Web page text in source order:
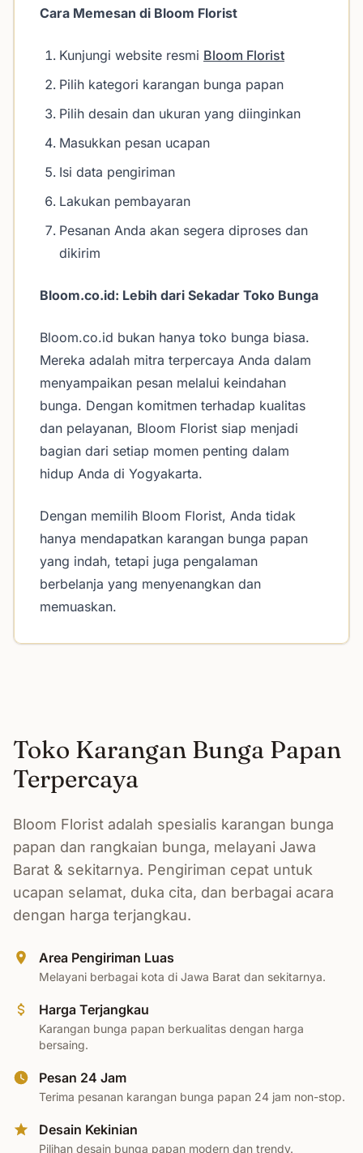
Cara Memesan di Bloom Florist
Kunjungi website resmi Bloom Florist
Pilih kategori karangan bunga papan
Pilih desain dan ukuran yang diinginkan
Masukkan pesan ucapan
Isi data pengiriman
Lakukan pembayaran
Pesanan Anda akan segera diproses dan
dikirim
Bloom.co.id: Lebih dari Sekadar Toko Bunga
Bloom.co.id bukan hanya toko bunga biasa.
Mereka adalah mitra terpercaya Anda dalam
menyampaikan pesan melalui keindahan
bunga. Dengan komitmen terhadap kualitas
dan pelayanan, Bloom Florist siap menjadi
bagian dari setiap momen penting dalam
hidup Anda di Yogyakarta.
Dengan memilih Bloom Florist, Anda tidak
hanya mendapatkan karangan bunga papan
yang indah, tetapi juga pengalaman
berbelanja yang menyenangkan dan
memuaskan.
Toko Karangan Bunga Papan
Terpercaya
Bloom Florist adalah spesialis karangan bunga
papan dan rangkaian bunga, melayani Jawa
Barat & sekitarnya. Pengiriman cepat untuk
ucapan selamat, duka cita, dan berbagai acara
dengan harga terjangkau.
Area Pengiriman Luas
Melayani berbagai kota di Jawa Barat dan sekitarnya.
Harga Terjangkau
Karangan bunga papan berkualitas dengan harga
bersaing.
Pesan 24 Jam
Terima pesanan karangan bunga papan 24 jam non-stop.
Desain Kekinian
Pilihan desain bunga papan modern dan trendy.